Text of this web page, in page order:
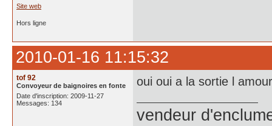
Site web
Hors ligne
2010-01-16 11:15:32
tof 92
Convoyeur de baignoires en fonte
Date d'inscription: 2009-11-27
Messages: 134
oui oui a la sortie l
vendeur